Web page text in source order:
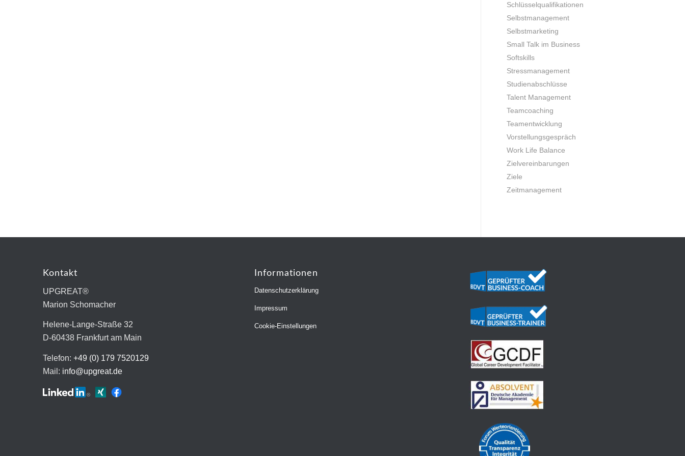
Schlüsselqualifikationen
Selbstmanagement
Selbstmarketing
Small Talk im Business
Softskills
Stressmanagement
Studienabschlüsse
Talent Management
Teamcoaching
Teamentwicklung
Vorstellungsgespräch
Work Life Balance
Zielvereinbarungen
Ziele
Zeitmanagement
Kontakt
UPGREAT®
Marion Schomacher
Helene-Lange-Straße 32
D-60438 Frankfurt am Main
Telefon: +49 (0) 179 7520129
Mail: info@upgreat.de
Informationen
Datenschutzerklärung
Impressum
Cookie-Einstellungen